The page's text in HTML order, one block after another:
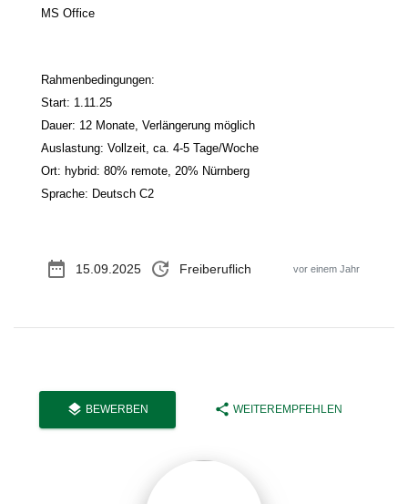
MS Office
Rahmenbedingungen:
Start: 1.11.25
Dauer: 12 Monate, Verlängerung möglich
Auslastung: Vollzeit, ca. 4-5 Tage/Woche
Ort: hybrid: 80% remote, 20% Nürnberg
Sprache: Deutsch C2
date_range 15.09.2025 update Freiberuflich vor einem Jahr
layers BEWERBEN share WEITEREMPFEHLEN